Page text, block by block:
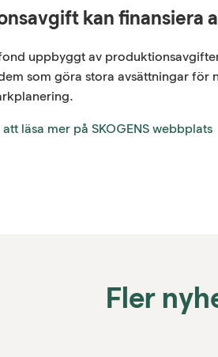
kan finansiera
uppbyggt av
som göra stora avsättningar för
läsa mer på SKOGENS webbplats
Fler